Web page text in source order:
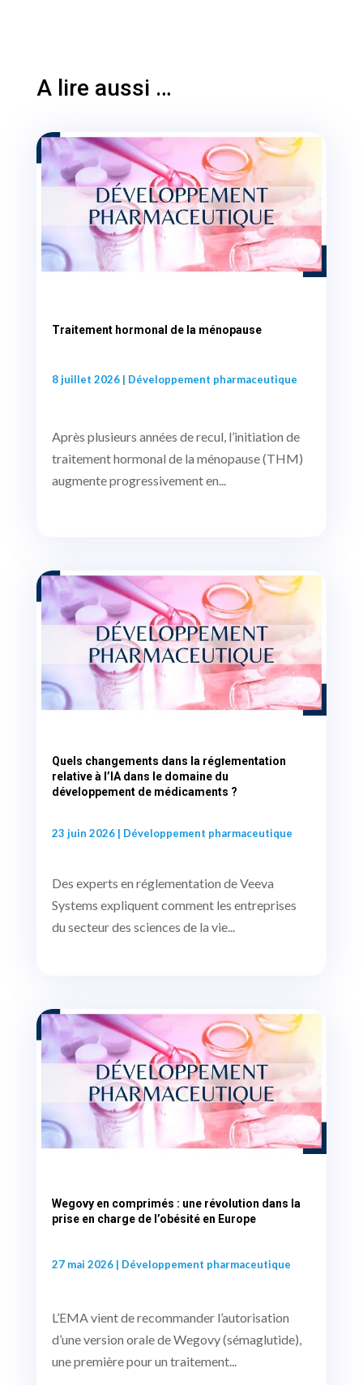
A lire aussi …
Traitement hormonal de la ménopause
8 juillet 2026| Développement pharmaceutique
Après plusieurs années de recul, l’initiation de
traitement hormonal de la ménopause (THM)
augmente progressivement en...
Quels changements dans la réglementation
relative à l’IA dans le domaine du
développement de médicaments ?
23 juin 2026| Développement pharmaceutique
Des experts en réglementation de Veeva
Systems expliquent comment les entreprises
du secteur des sciences de la vie...
Wegovy en comprimés : une révolution dans la
prise en charge de l’obésité en Europe
27 mai 2026| Développement pharmaceutique
L’EMA vient de recommander l’autorisation
d’une version orale de Wegovy (sémaglutide),
une première pour un traitement...